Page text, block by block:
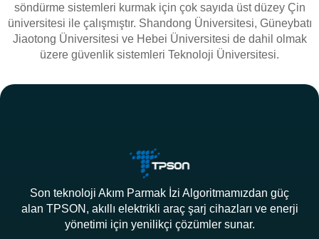
söndürme sistemleri kurmak için çok sayıda üst düzey Çin
üniversitesi ile çalışmıştır. Shandong Üniversitesi, Güneybatı
Jiaotong Üniversitesi ve Hebei Üniversitesi de dahil olmak
üzere güvenlik sistemleri Teknoloji Üniversitesi.
Son teknoloji Akım Parmak İzi Algoritmamızdan güç
alan TPSON, akıllı elektrikli araç şarj cihazları ve enerji
yönetimi için yenilikçi çözümler sunar.